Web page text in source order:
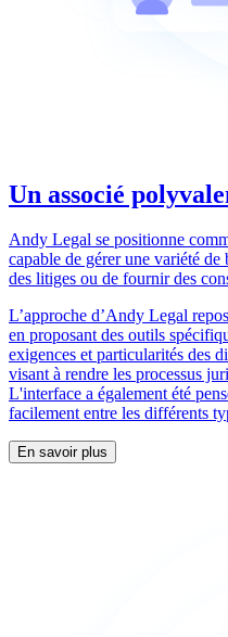
Un associé
Andy Legal se positionne
capable de gérer une variété de
des litiges ou de fournir des
L’approche d’Andy Legal
en proposant des outils
exigences et particularités des
visant à rendre les processus
L'interface a également été
facilement entre les différents
En savoir plus